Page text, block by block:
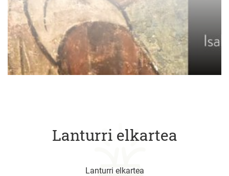
Lanturri elkartea
Lanturri elkartea